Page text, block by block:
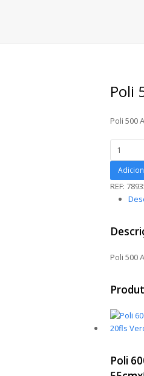
Poli
Poli 500
Poli
500
Coreano
Quadri
Branco/
REF:
Poli 500
Poli